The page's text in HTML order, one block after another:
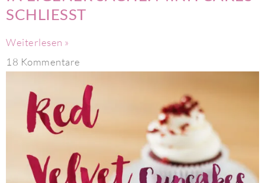
SCHLIESST
Weiterlesen »
18 Kommentare